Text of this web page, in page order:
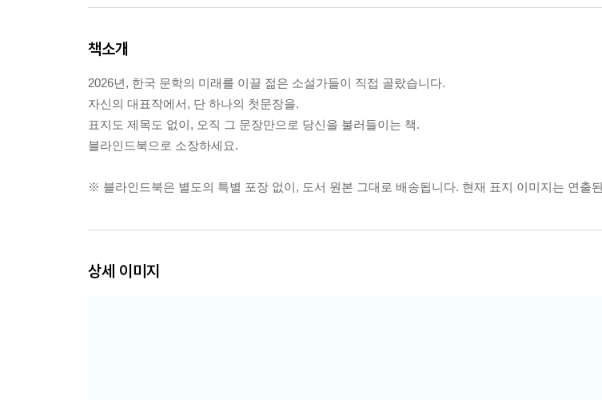
책소개
2026년, 한국 문학의 미래를 이끌 젊은 소설가들이 직접 골랐습니다.
자신의 대표작에서, 단 하나의 첫문장을.
표지도 제목도 없이, 오직 그 문장만으로 당신을 불러들이는 책.
블라인드북으로 소장하세요.
※ 블라인드북은 별도의 특별 포장 없이, 도서 원본 그대로 배송됩니다. 현재 표지 이미지는 연출
상세 이미지